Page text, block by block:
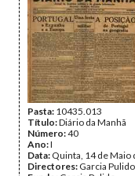
Pasta: 10435.013
Título:Diário da Manhã
Número:40
Ano:I
Data: Quinta, 14 de Maio
Directores: Garcia Pulido